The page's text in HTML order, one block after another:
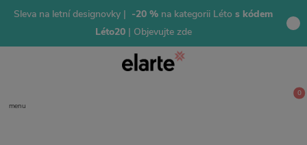
Sleva na letní designovky | -20 % na kategorii Léto s kódem
Léto20 | Objevujte zde
menu
0